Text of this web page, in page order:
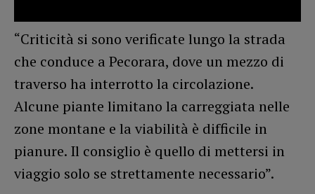
“Criticità si sono verificate lungo la strada
che conduce a Pecorara, dove un mezzo di
traverso ha interrotto la circolazione.
Alcune piante limitano la carreggiata nelle
zone montane e la viabilità è difficile in
pianure. Il consiglio è quello di mettersi in
viaggio solo se strettamente necessario”.